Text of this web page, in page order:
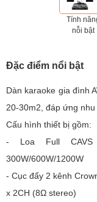
Tính
nỗi bật
Đặc điểm nổi bật
Dàn karaoke gia đình
20-30m2, đáp ứng
Cấu hình thiết bị gồm:
- Loa Full
300W/600W/1200W
- Cục đẩy 2 kênh
x 2CH (8Ω stereo)